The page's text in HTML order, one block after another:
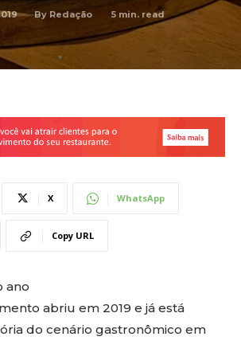
By Redação 5 min. read
X WhatsApp
Copy URL
ano
abriu em 2019 e já está
do cenário gastronômico em